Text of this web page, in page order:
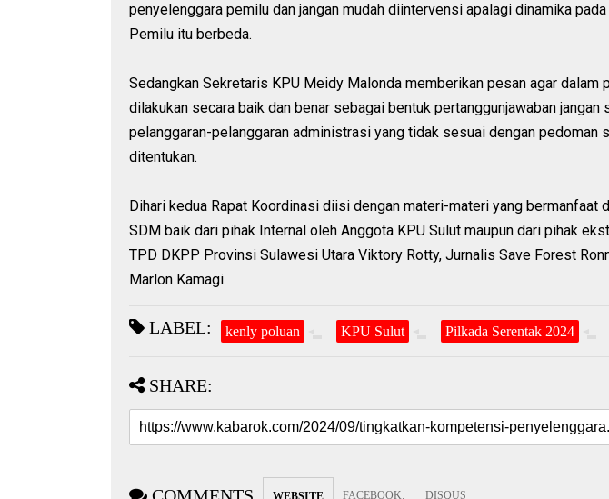
penyelenggara pemilu dan jangan mudah diintervensi apalagi dinamika
Pemilu itu berbeda.
Sedangkan Sekretaris KPU Meidy Malonda memberikan pesan agar dalam
dilakukan secara baik dan benar sebagai bentuk pertanggunjawaban jangan
pelanggaran-pelanggaran administrasi yang tidak sesuai dengan pedoman
ditentukan.
Dihari kedua Rapat Koordinasi diisi dengan materi-materi yang bermanfaat
SDM baik dari pihak Internal oleh Anggota KPU Sulut maupun dari pihak
TPD DKPP Provinsi Sulawesi Utara Viktory Rotty, Jurnalis Save Forest
Marlon Kamagi.
LABEL: kenly poluan KPU Sulut Pilkada Serentak 2024
SHARE:
FACEBOOK: DISQUS